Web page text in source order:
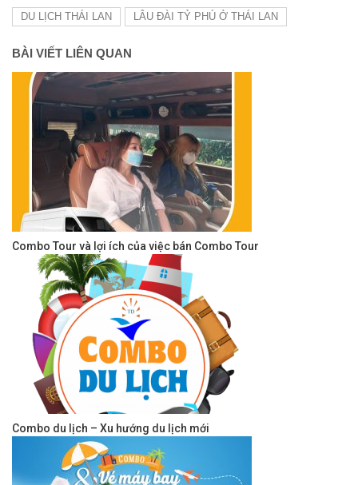
DU LỊCH THÁI LAN LÂU ĐÀI TỶ PHÚ Ở THÁI LAN
BÀI VIẾT LIÊN QUAN
Combo Tour và lợi ích của việc bán Combo Tour
Combo du lịch – Xu hướng du lịch mới